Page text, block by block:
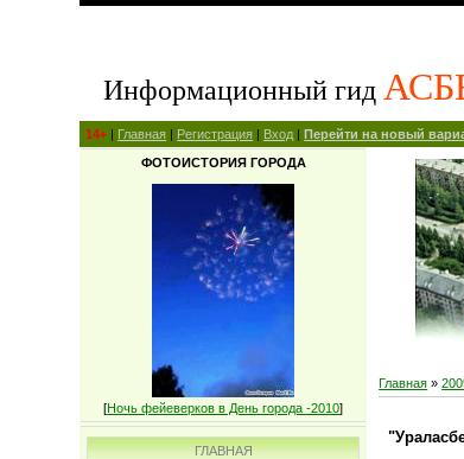
Информационный гид
14+ | Главная | Регистрация | Вход |Перейти на новый
ФОТОИСТОРИЯ ГОРОДА
[Ночь фейеверков в День города -2010]
ГЛАВНАЯ
Главная »